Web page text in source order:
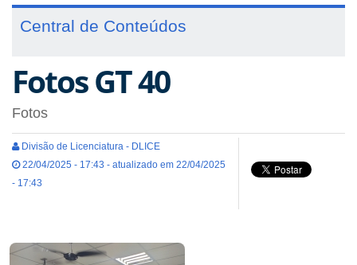
Central de Conteúdos
Fotos GT 40
Fotos
Divisão de Licenciatura - DLICE
22/04/2025 - 17:43 - atualizado em 22/04/2025
- 17:43